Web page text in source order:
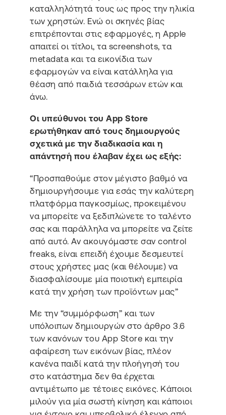
καταλληλότητά τους ως προς την ηλικία
των χρηστών. Ενώ οι σκηνές βίας
επιτρέπονται στις εφαρμογές, η Apple
απαιτεί οι τίτλοι, τα screenshots, τα
metadata και τα εικονίδια των
εφαρμογών να είναι κατάλληλα για
θέαση από παιδιά τεσσάρων ετών και
άνω.
Οι υπεύθυνοι του App Store
ερωτήθηκαν από τους δημιουργούς
σχετικά με την διαδικασία και η
απάντησή που έλαβαν έχει ως εξής:
“Προσπαθούμε στον μέγιστο βαθμό να
δημιουργήσουμε για εσάς την καλύτερη
πλατφόρμα παγκοσμίως, προκειμένου
να μπορείτε να ξεδιπλώνετε το ταλέντο
σας και παράλληλα να μπορείτε να ζείτε
από αυτό. Αν ακουγόμαστε σαν control
freaks, είναι επειδή έχουμε δεσμευτεί
στους χρήστες μας (και θέλουμε) να
διασφαλίσουμε μία ποιοτική εμπειρία
κατά την χρήση των προϊόντων μας”
Με την “συμμόρφωση” και των
υπόλοιπων δημιουργών στο άρθρο 3.6
των κανόνων του App Store και την
αφαίρεση των εικόνων βίας, πλέον
κανένα παιδί κατά την πλοήγησή του
στο κατάστημα δεν θα έρχεται
αντιμέτωπο με τέτοιες εικόνες. Κάποιοι
μιλούν για μία σωστή κίνηση και κάποιοι